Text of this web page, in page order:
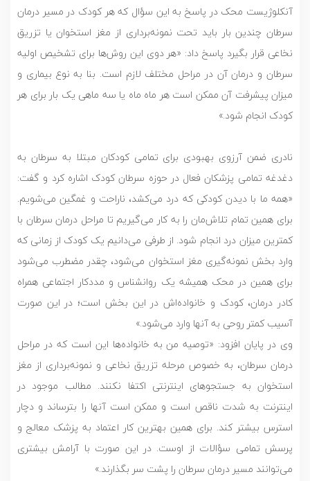
آنکلوژیست محک در پاسخ به این سؤال که هر کودک در مسیر درمان
سرطان چندین بار باید تحت نمونه‌برداری از مغز استخوان یا تزریق
نخاعی قرار بگیرد پاسخ داد: «هر دوی این روش‌ها برای تشخیص اولیه
سرطان و درمان آن در مراحل مختلف لازم است. بنا به نوع بیماری و
میزان پیشرفت آن ممکن است هر ماه ماه یا سه ماهی یک بار برای هر
کودک انجام شود.»
نادری ضمن آرزوی بهبودی برای تمامی کودکان مبتلا به سرطان به
دغدغه تمامی پزشکان فعال در حوزه سرطان کودک اشاره کرد و گفت:
«همه ما با دیدن کودکی که درد می‌کشد، ناراحت و غمگین می‌شویم.
برای همین تمام تلاش‌مان را به کار می‌گیریم تا مراحل درمان سرطان با
کمترین میزان درد انجام شود. از طرفی می‌دانیم یک کودک از زمانی که
وارد بخش نمونه‌گیری مغز استخوان می‌شود، چقدر مضطرب می‌شود
برای همین در محک همیشه یک روانشناس و مددکار اجتماعی همراه
کادر درمان، کودک و خانواده‌اش در این بخش است؛ در این صورت
آسیب کمتر روحی به آنها وارد می‌شود.»
وی در پایان افزود: «توصیه من به خانواده‌ها این است که در مراحل
درمان سرطان، به خصوص مرحله تزریق نخاعی و نمونه‌برداری از مغز
استخوان به جستجوهای اینترنتی اکتفا نکنند. مطالب موجود در
اینترنت به شدت ناقص است و ممکن است آنها را بترساند و دچار
استرس بیشتر کند. برای همین بهترین کار اعتماد به پزشک معالج و
پرسش تمامی سؤالات از اوست. در این صورت با آرامش بیشتری
می‌توانند مسیر درمان سرطان را پشت سر بگذارند.»